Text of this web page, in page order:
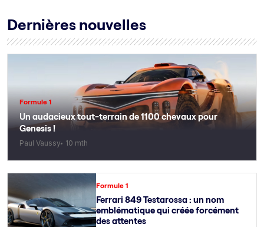
Dernières nouvelles
Formule 1
Un audacieux tout-terrain de 1100 chevaux pour
Genesis !
Paul Vaussy 10 mth
Formule 1
Ferrari 849 Testarossa : un nom
emblématique qui créée forcément
des attentes